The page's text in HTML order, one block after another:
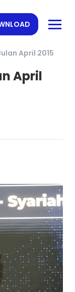
April 2015
April